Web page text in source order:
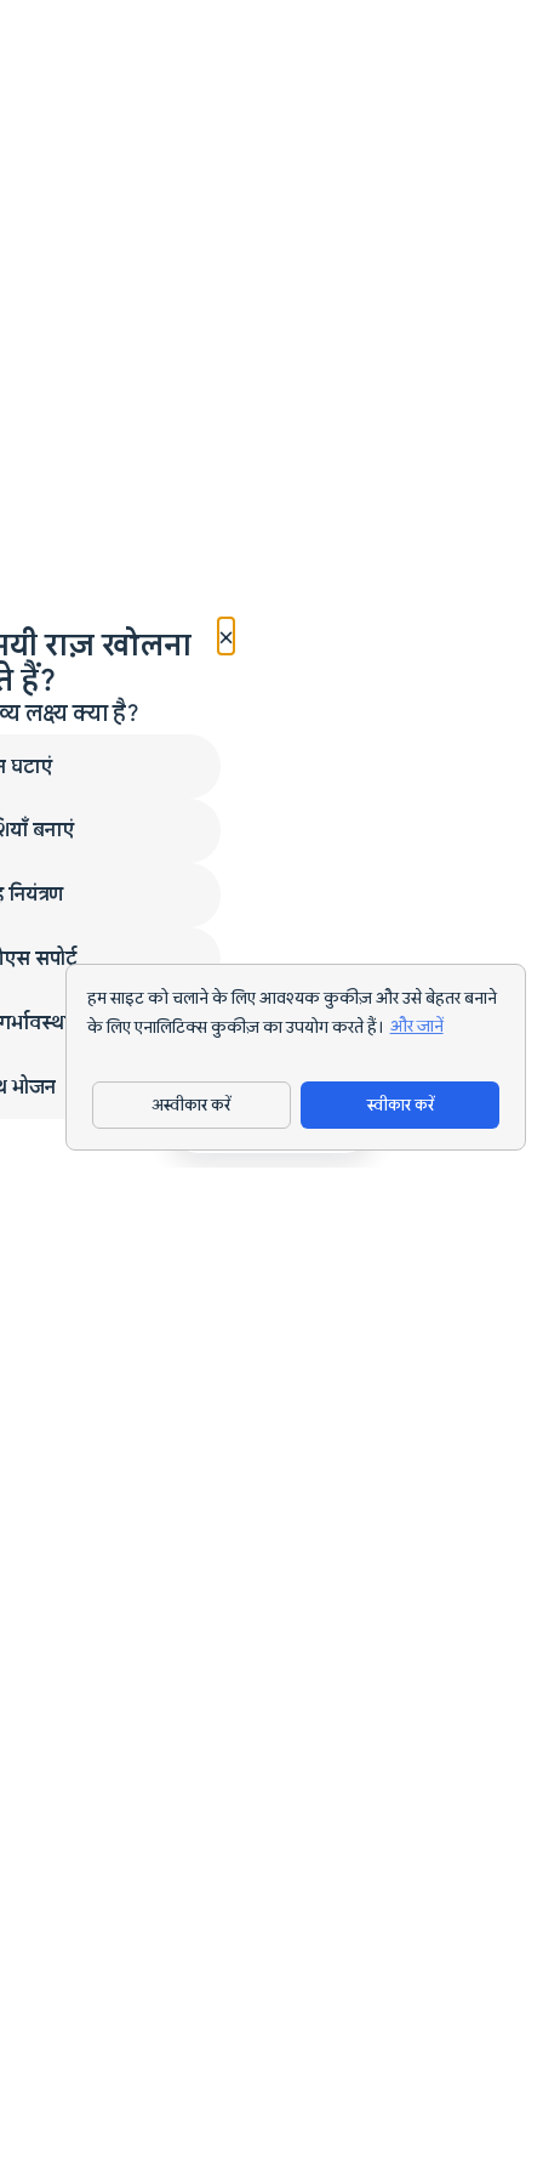
हम साइट को चलाने के लिए आवश्यक कुकीज़ और उसे बेहतर बनाने
के लिए एनालिटिक्स कुकीज़ का उपयोग करते हैं। और जानें
अस्वीकार करें स्वीकार करें
ऐप डाउनलोड करें
×
राज़ खोलना
हैं?
लक्ष्य क्या है?
घटाएं
बनाएं
सपोर्ट
भोजन